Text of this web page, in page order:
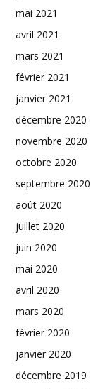
mai 2021
avril 2021
mars 2021
février 2021
janvier 2021
décembre 2020
novembre 2020
octobre 2020
septembre 2020
août 2020
juillet 2020
juin 2020
mai 2020
avril 2020
mars 2020
février 2020
janvier 2020
décembre 2019